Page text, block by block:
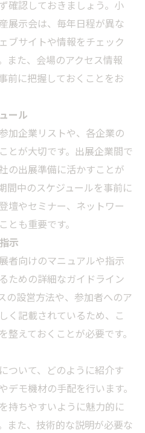
確認しておきましょう。小
展示会は、毎年日程が異な
ブサイトや情報をチェック
また、会場のアクセス情報
前に把握しておくことをお
ール
加企業リストや、各企業の
とが大切です。出展企業間で
の出展準備に活かすことが
間中のスケジュールを事前に
壇やセミナー、ネットワー
とも重要です。
示
者向けのマニュアルや指示
ための詳細なガイドライン
の設営方法や、参加者へのア
く記載されているため、こ
えておくことが必要です。
ついて、どのように紹介す
デモ機材の手配を行います。
持ちやすいように魅力的に
また、技術的な説明が必要な